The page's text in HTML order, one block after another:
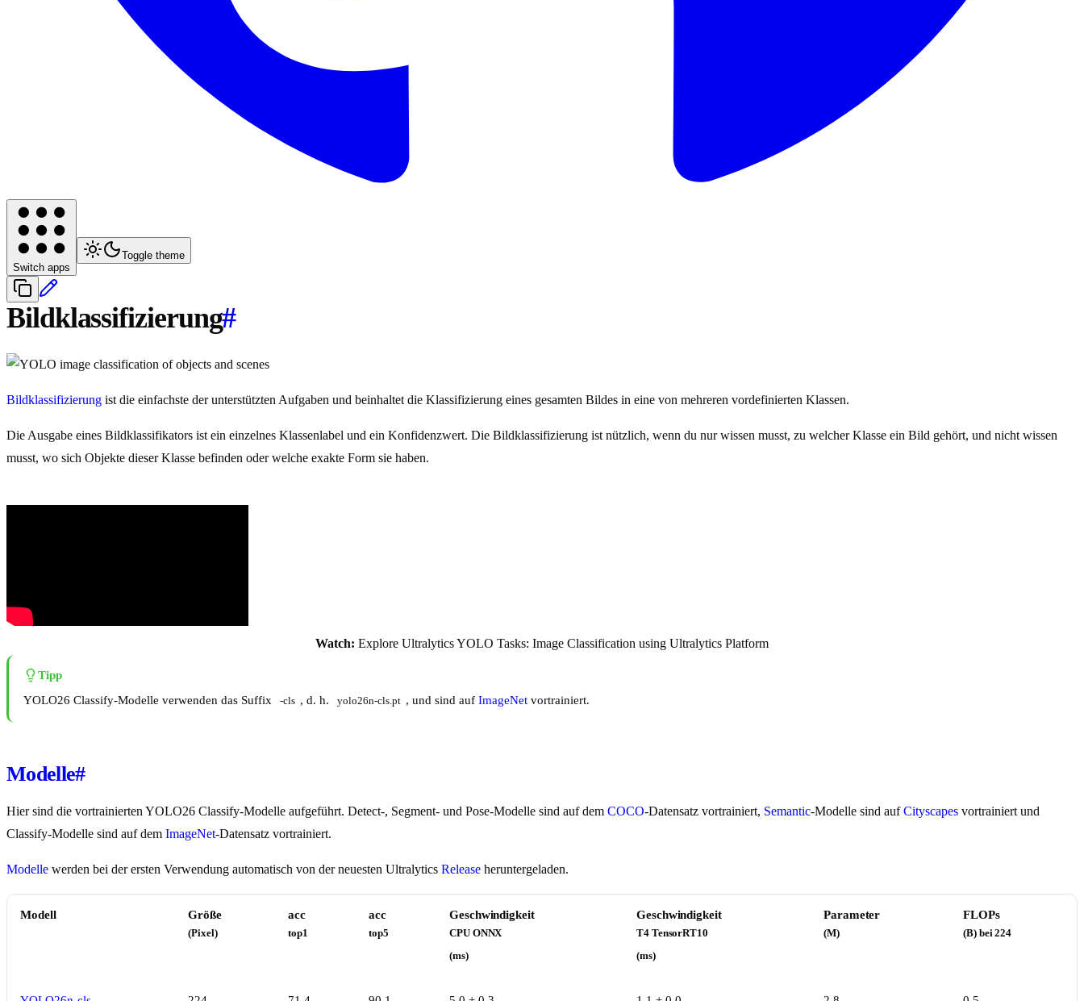
Switch apps
Toggle theme
Bildklassifizierung#
Bildklassifizierung ist die einfachste der unterstützten Aufgaben und beinhaltet die Klassifizierung eines gesamten Bildes in eine von mehreren vordefinierten Klassen.
Die Ausgabe eines Bildklassifikators ist ein einzelnes Klassenlabel und ein Konfidenzwert. Die Bildklassifizierung ist nützlich, wenn du nur wissen musst, zu welcher Klasse ein Bild gehört, und nicht wissen
musst, wo sich Objekte dieser Klasse befinden oder welche exakte Form sie haben.
Watch: Explore Ultralytics YOLO Tasks: Image Classification using Ultralytics Platform
Tipp
YOLO26 Classify-Modelle verwenden das Suffix
-cls , d. h. yolo26n-cls.pt , und sind auf ImageNet vortrainiert.
Modelle#
Hier sind die vortrainierten YOLO26 Classify-Modelle aufgeführt. Detect-, Segment- und Pose-Modelle sind auf dem COCO-Datensatz vortrainiert, Semantic-Modelle sind aufCityscapes vortrainiert und
Classify-Modelle sind auf dem ImageNet-Datensatz vortrainiert.
Modelle werden bei der ersten Verwendung automatisch von der neuesten Ultralytics Release heruntergeladen.
Modell Größe
(Pixel)
acc
top1
acc
top5
Geschwindigkeit
CPU ONNX
(ms)
Geschwindigkeit
T4 TensorRT10
(ms)
Parameter
(M)
FLOPs
(B) bei 224